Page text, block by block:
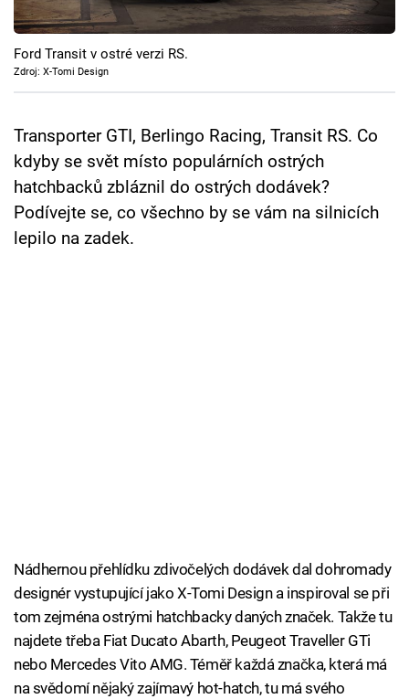
Cool Esport
Pořady
Sledujte prima+
Přihlášení
Ford Transit v ostré verzi RS.
Zdroj: X-Tomi Design
Transporter GTI, Berlingo Racing, Transit RS. Co
kdyby se svět místo populárních ostrých
hatchbacků zbláznil do ostrých dodávek?
Podívejte se, co všechno by se vám na silnicích
lepilo na zadek.
Nádhernou přehlídku zdivočelých dodávek dal dohromady
designér vystupující jako X-Tomi Design a inspiroval se při
tom zejména ostrými hatchbacky daných značek. Takže tu
najdete třeba Fiat Ducato Abarth, Peugeot Traveller GTi
nebo Mercedes Vito AMG. Téměř každá značka, která má
na svědomí nějaký zajímavý hot-hatch, tu má svého